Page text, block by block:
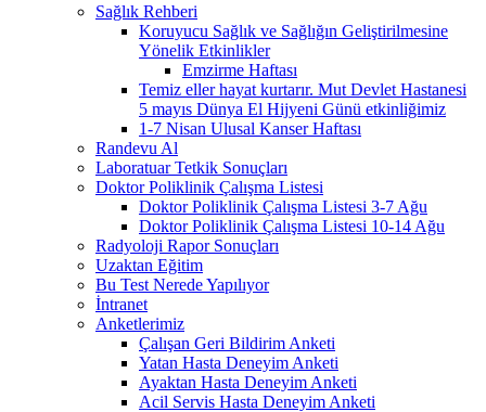
Sağlık Rehberi
Koruyucu Sağlık ve Sağlığın Geliştirilmesine
Yönelik Etkinlikler
Emzirme Haftası
Temiz eller hayat kurtarır. Mut Devlet Hastanesi
5 mayıs Dünya El Hijyeni Günü etkinliğimiz
1-7 Nisan Ulusal Kanser Haftası
Randevu Al
Laboratuar Tetkik Sonuçları
Doktor Poliklinik Çalışma Listesi
Doktor Poliklinik Çalışma Listesi 3-7 Ağu
Doktor Poliklinik Çalışma Listesi 10-14 Ağu
Radyoloji Rapor Sonuçları
Uzaktan Eğitim
Bu Test Nerede Yapılıyor
İntranet
Anketlerimiz
Çalışan Geri Bildirim Anketi
Yatan Hasta Deneyim Anketi
Ayaktan Hasta Deneyim Anketi
Acil Servis Hasta Deneyim Anketi